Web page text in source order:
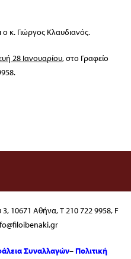
κ. Γιώργος Κλαυδιανός.
28 Ιανουαρίου, στο Γραφείο
3, 10671 Αθήνα, T 210 722 9958, F
Συναλλαγών– Πολιτική